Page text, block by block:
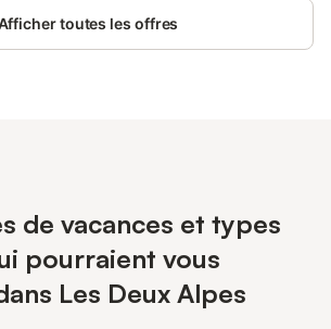
toutes les offres
de vacances et types
pourraient vous
Les Deux Alpes